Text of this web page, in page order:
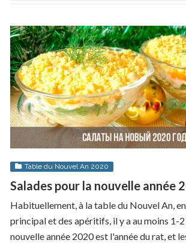
Table du Nouvel An 2020
Salades pour la nouvelle année
Habituellement, à la table du Nouvel An,
principal et des apéritifs, il y a au moins 1-2
nouvelle année 2020 est l'année du rat, et